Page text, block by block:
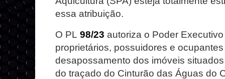
essa atribuição.
O PL 98/23 autoriza o Poder
proprietários, possuidores e
desapossamento dos imóveis
do traçado do Cinturão das Águas do